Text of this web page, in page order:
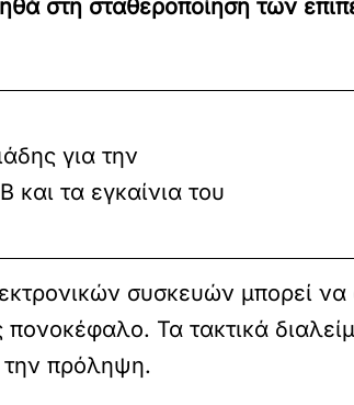
στη σταθεροποίηση των
για την
τα εγκαίνια του
συσκευών μπορεί
Τα τακτικά
την πρόληψη.